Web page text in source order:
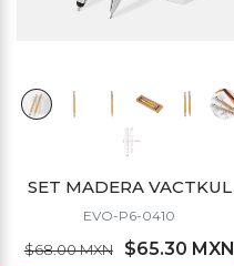
SET MADERA VACTKUL
EVO-P6-0410
$68.00 MXN $65.30 MXN